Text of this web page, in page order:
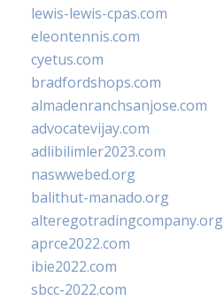
lewis-lewis-cpas.com
eleontennis.com
cyetus.com
bradfordshops.com
almadenranchsanjose.com
advocatevijay.com
adlibilimler2023.com
naswwebed.org
balithut-manado.org
alteregotradingcompany.org
aprce2022.com
ibie2022.com
sbcc-2022.com